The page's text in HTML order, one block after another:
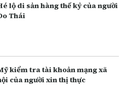
lộ di sản hàng thế kỷ của người
Thái
kiểm tra tài khoản mạng xã
của người xin thị thực